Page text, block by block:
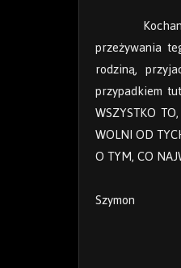
przeżywania
rodziną,
przypadkiem
WSZYSTKO
WOLNI OD
O TYM, CO
Szymon